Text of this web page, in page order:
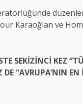
Karaoğlan ve
SEKİZİNCİ KEZ
“AVRUPA’NIN